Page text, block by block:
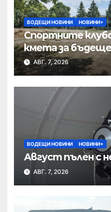
ВОДЕЩИ НОВИНИ НОВИНИ+
Спортните
кмета за
полк
АВГ. 7, 2026
ВОДЕЩИ НОВИНИ НОВИНИ+
Август пълен с
АВГ. 7, 2026